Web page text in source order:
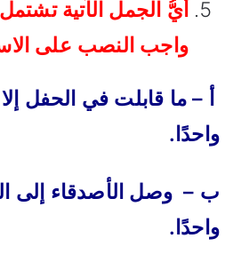
أيُّ الجمل الآتية
واجب النصب على
أ – ما قابلت في الحفل
ب – وصل الأصدقاء إلى
واحدًا.